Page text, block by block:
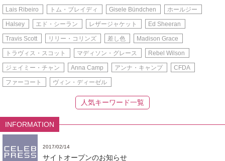
Lais Ribeiro トム・ブレイディ Gisele Bündchen ホールジー
Halsey エド・シーラン レザージャケット Ed Sheeran
Travis Scott リリー・コリンズ 差し色 Madison Grace
トラヴィス・スコット マディソン・グレース Rebel Wilson
ジェイミー・チャン Anna Camp アンナ・キャンプ CFDA
ファーコート ヴィン・ディーゼル
人気キーワード一覧
INFORMATION
2017/02/14
サイトオープンのお知らせ